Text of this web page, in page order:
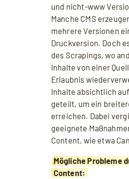
und nicht-www
Manche CMS
mehrere Versionen
Druckversion. Doch
des Scrapings, wo
Inhalte von einer
Erlaubnis
Inhalte absichtlich
geteilt, um ein
erreichen. Dabei
geeignete
Content, wie etwa
Mögliche Probleme
Content: